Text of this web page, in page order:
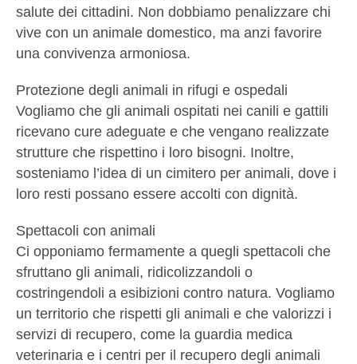
salute dei cittadini. Non dobbiamo penalizzare chi
vive con un animale domestico, ma anzi favorire
una convivenza armoniosa.
Protezione degli animali in rifugi e ospedali
Vogliamo che gli animali ospitati nei canili e gattili
ricevano cure adeguate e che vengano realizzate
strutture che rispettino i loro bisogni. Inoltre,
sosteniamo l’idea di un cimitero per animali, dove i
loro resti possano essere accolti con dignità.
Spettacoli con animali
Ci opponiamo fermamente a quegli spettacoli che
sfruttano gli animali, ridicolizzandoli o
costringendoli a esibizioni contro natura. Vogliamo
un territorio che rispetti gli animali e che valorizzi i
servizi di recupero, come la guardia medica
veterinaria e i centri per il recupero degli animali